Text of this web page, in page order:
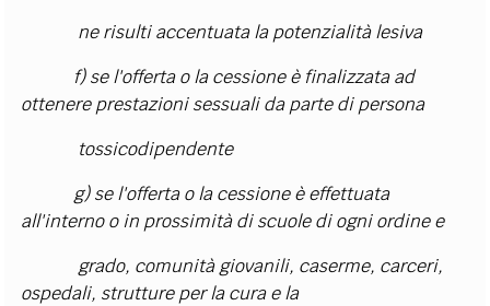
ne risulti accentuata la potenzialità lesiva
f) se l'offerta o la cessione è finalizzata ad
ottenere prestazioni sessuali da parte di persona
tossicodipendente
g) se l'offerta o la cessione è effettuata
all'interno o in prossimità di scuole di ogni ordine e
grado, comunità giovanili, caserme, carceri,
ospedali, strutture per la cura e la